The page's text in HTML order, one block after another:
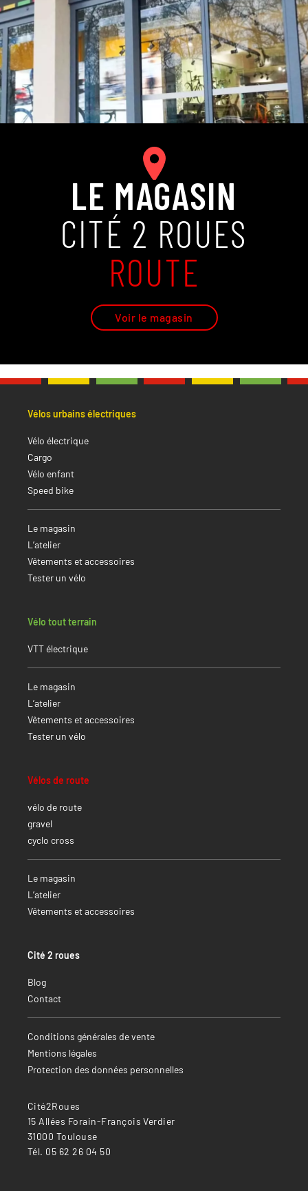
LE MAGASIN
CITÉ 2 ROUES
ROUTE
Voir le magasin
Vélos urbains électriques
Vélo électrique
Cargo
Vélo enfant
Speed bike
Le magasin
L’atelier
Vêtements et accessoires
Tester un vélo
Vélo tout terrain
VTT électrique
Le magasin
L’atelier
Vêtements et accessoires
Tester un vélo
Vélos de route
vélo de route
gravel
cyclo cross
Le magasin
L’atelier
Vêtements et accessoires
Cité 2 roues
Blog
Contact
Conditions générales de vente
Mentions légales
Protection des données personnelles
Cité2Roues
15 Allées Forain-François Verdier
31000 Toulouse
Tél. 05 62 26 04 50